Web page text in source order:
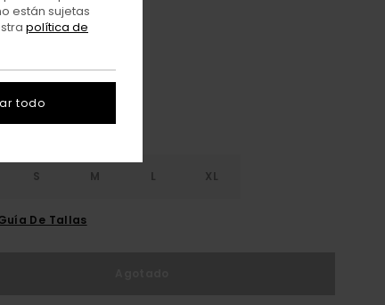
Forest
S M L XL
De Tallas
están sujetas
política de
todo